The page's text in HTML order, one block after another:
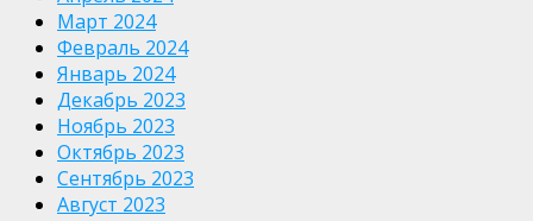
Март 2024
Февраль 2024
Январь 2024
Декабрь 2023
Ноябрь 2023
Октябрь 2023
Сентябрь 2023
Август 2023